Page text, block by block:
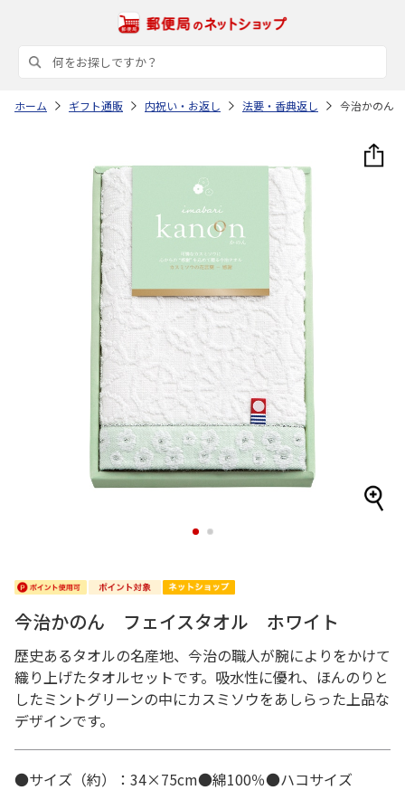
ホーム ギフト通販 内祝い・お返し 法要・香典返し 今治かのん
1 2
今治かのん フェイスタオル ホワイト
歴史あるタオルの名産地、今治の職人が腕によりをかけて
織り上げたタオルセットです。吸水性に優れ、ほんのりと
したミントグリーンの中にカスミソウをあしらった上品な
デザインです。
●サイズ（約）：34×75cm●綿100％●ハコサイズ